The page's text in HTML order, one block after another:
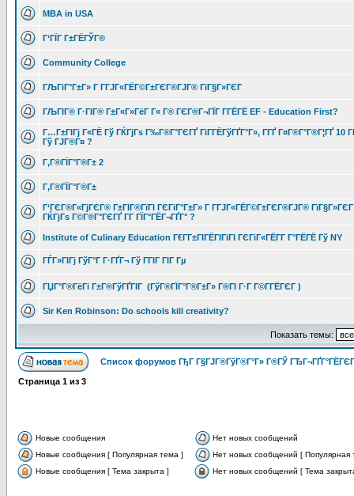
MBA in USA
Г‘ГЇГ Г±ГЁГЎГ®
Community College
ГЉГіГ°Г±Г» Г Г­ГЈГ«ГЁГ©Г±ГЄГ®ГЈГ® ГїГ§Г»ГЄГ
ГЉГІГ® Г·ГІГ® Г±Г«Г»ГёГ Г« Г® ГЄГ®Г¬ГЇГ Г­ГЁГЁ EF - Education First?
Г…Г±ГІГј Г«ГЁ Гў ГЌГјГѕ Г‰Г®Г°ГЄГҐ ГіГ­ГЁГўГҐГ°Г», Г­ГҐ Г¤Г®Г°Г®Г¦ГҐ 10
Гў ГЈГ®Г¤ ?
Г‚Г®ГЇГ°Г®Г± 2
Г‚Г®ГЇГ°Г®Г±
Г‘ГЄГ®Г«ГјГЄГ® Г±ГІГ®ГїГІ ГЄГіГ°Г±Г» Г Г­ГЈГ«ГЁГ©Г±ГЄГ®ГЈГ®
ГЌГјГѕ Г©Г®Г°ГЄГҐ Г­Г ГЇГ°ГЁГ¬ГҐГ° ?
Institute of Culinary Education Г€Г­Г±ГІГЁГІГіГІ ГЄГіГ«ГЁГ­Г Г°ГЁГЁ Гў NY
ГЃГ»ГІГј ГўГ°Г Г·ГҐГ¬ Гў ГГІГ ГІГ Гµ
ГЏГ°Г®ГёГі Г±Г®ГўГҐГІГ (ГўГ®ГЇГ°Г®Г±Г» Г®ГІ Г·Г Г©Г­ГЁГЄГ )
Sir Ken Robinson: Do schools kill creativity?
Показать темы:
Список форумов ГђГ Г§ГЈГ®ГўГ®Г°Г» Г®ГЎ
Страница 1 из 3
Новые сообщения
Нет новых сообщений
Новые сообщения [ Популярная тема ]
Нет новых сообщений [ Популярная
Новые сообщения [ Тема закрыта ]
Нет новых сообщений [ Тема